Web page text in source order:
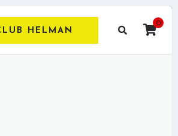
HELMAN
0